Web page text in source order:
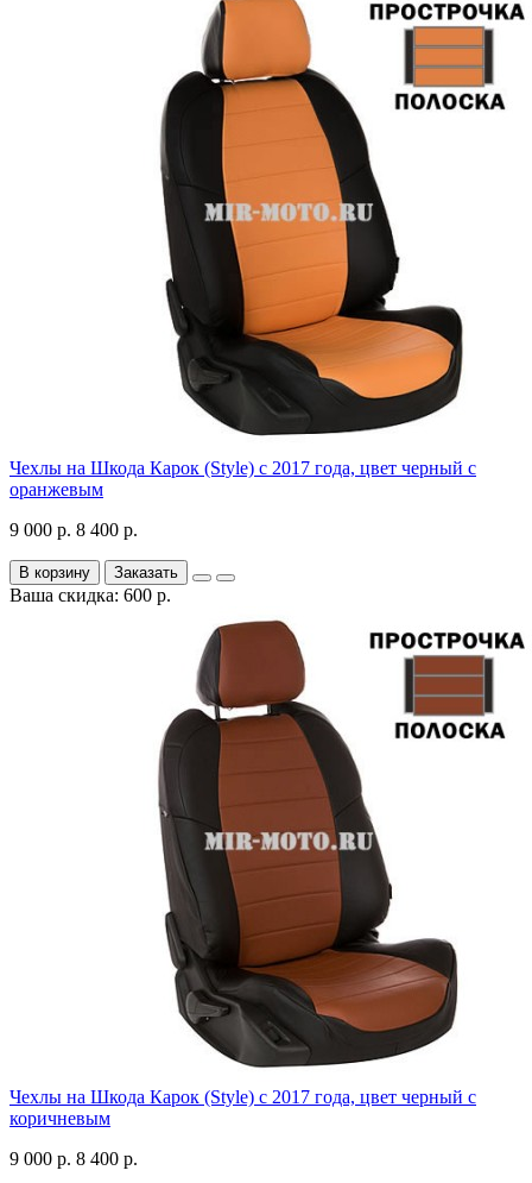
Чехлы на Шкода Карок (Style) с 2017 года, цвет черный с
оранжевым
9 000 р. 8 400 р.
В корзину Заказать
Ваша скидка: 600 р.
Чехлы на Шкода Карок (Style) с 2017 года, цвет черный с
коричневым
9 000 р. 8 400 р.